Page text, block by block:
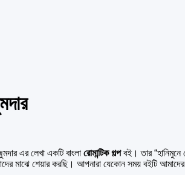
এর লেখা একটি বাংলা রোমান্টিক গল্পবই। তার
শেয়ার করছি। আপনারা যেকোন সময় বইটি